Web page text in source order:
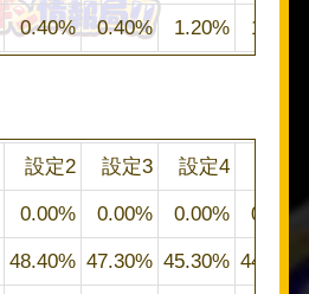
0.40% 0.40% 1.20% 1.20%
設定2 設定3 設定4
0.00% 0.00% 0.00% 0.00%
48.40% 47.30% 45.30% 44.10%